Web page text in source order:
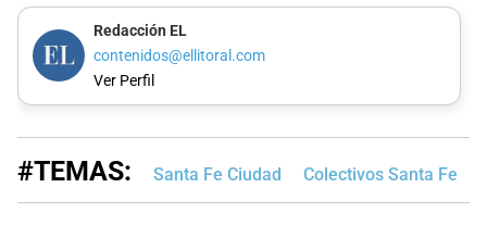
Redacción EL
contenidos@ellitoral.com
Ver Perfil
#TEMAS: Santa Fe Ciudad Colectivos Santa Fe